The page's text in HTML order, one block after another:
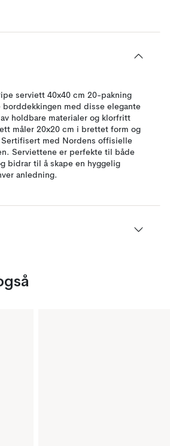
serviett 40x40 cm 20-pakning
borddekkingen med disse elegante
holdbare materialer og klorfritt
måler 20x20 cm i brettet form og
med Nordens offisielle
Serviettene er perfekte til både
bidrar til å skape en hyggelig
anledning.